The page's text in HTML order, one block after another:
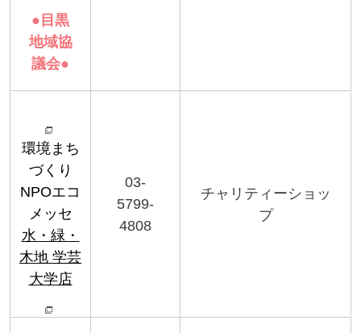
● 目黒
地域協
議会●
環境まち
づくり
NPOエコ
メッセ
水・緑・
木地 学芸
大学店
03-
5799-
4808
チャリティーショッ
プ